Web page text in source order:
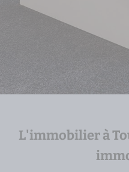
L'immobilier à